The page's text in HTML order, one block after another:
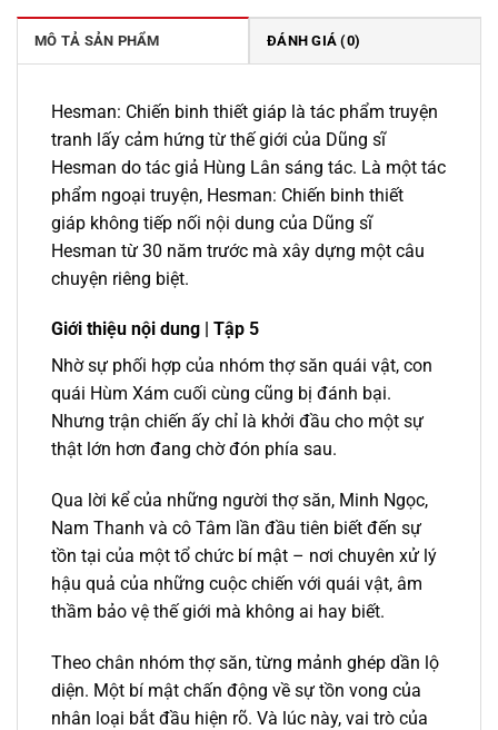
195.000 ₫.
MÔ TẢ SẢN PHẨM ĐÁNH GIÁ (0)
Hesman: Chiến binh thiết giáp là tác phẩm truyện
tranh lấy cảm hứng từ thế giới của Dũng sĩ
Hesman do tác giả Hùng Lân sáng tác. Là một tác
phẩm ngoại truyện, Hesman: Chiến binh thiết
giáp không tiếp nối nội dung của Dũng sĩ
Hesman từ 30 năm trước mà xây dựng một câu
chuyện riêng biệt.
Giới thiệu nội dung | Tập 5
Nhờ sự phối hợp của nhóm thợ săn quái vật, con
quái Hùm Xám cuối cùng cũng bị đánh bại.
Nhưng trận chiến ấy chỉ là khởi đầu cho một sự
thật lớn hơn đang chờ đón phía sau.
Qua lời kể của những người thợ săn, Minh Ngọc,
Nam Thanh và cô Tâm lần đầu tiên biết đến sự
tồn tại của một tổ chức bí mật – nơi chuyên xử lý
hậu quả của những cuộc chiến với quái vật, âm
thầm bảo vệ thế giới mà không ai hay biết.
Theo chân nhóm thợ săn, từng mảnh ghép dần lộ
diện. Một bí mật chấn động về sự tồn vong của
nhân loại bắt đầu hiện rõ. Và lúc này, vai trò của